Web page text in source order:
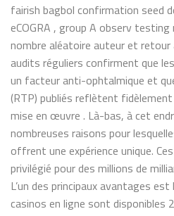
fairish bagbol confirmation seed
eCOGRA , group A observ
nombre aléatoire auteur et retour
audits réguliers confirment que
un facteur anti-ophtalmique et
(RTP) publiés reflètent
mise en œuvre . Là-bas, à cet
nombreuses raisons pour
offrent une expérience unique.
privilégié pour des millions de
L’un des principaux avantages
casinos en ligne sont